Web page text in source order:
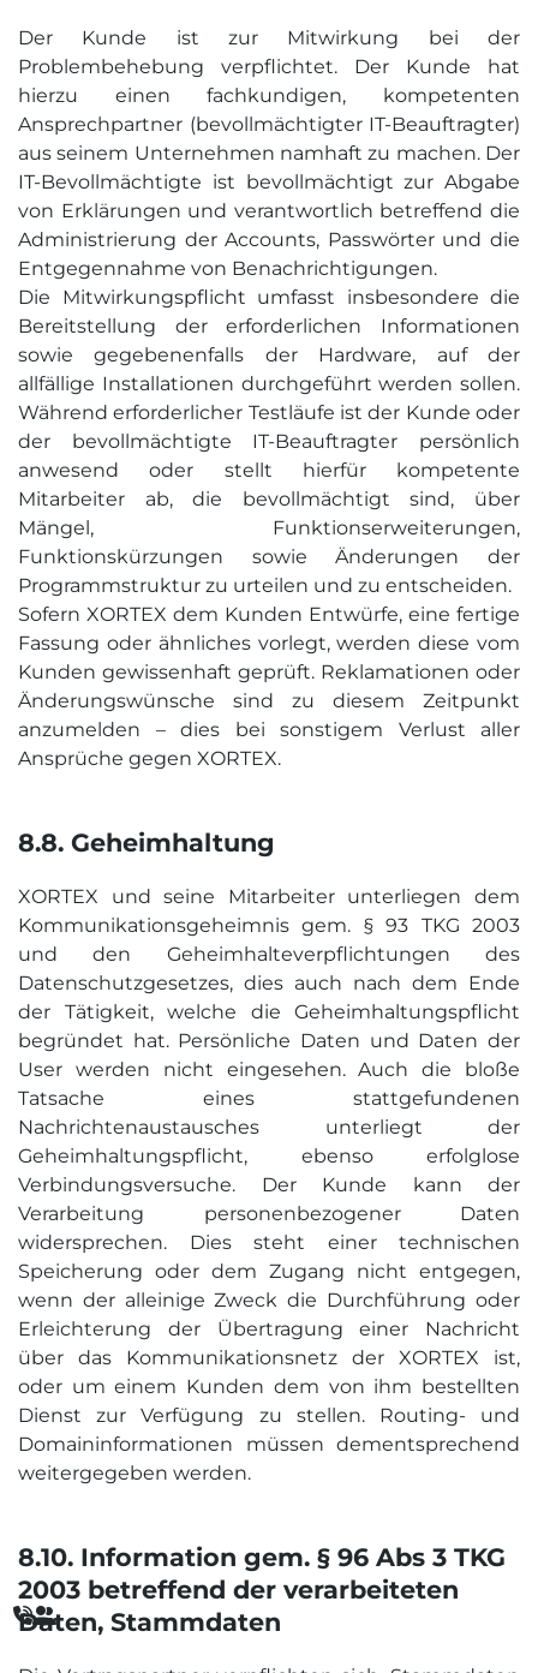

Der Kunde ist zur Mitwirkung bei der
Problembehebung verpflichtet. Der Kunde hat
hierzu einen fachkundigen, kompetenten
Ansprechpartner (bevollmächtigter IT-Beauftragter)
aus seinem Unternehmen namhaft zu machen. Der
IT-Bevollmächtigte ist bevollmächtigt zur Abgabe
von Erklärungen und verantwortlich betreffend die
Administrierung der Accounts, Passwörter und die
Entgegennahme von Benachrichtigungen.
Die Mitwirkungspflicht umfasst insbesondere die
Bereitstellung der erforderlichen Informationen
sowie gegebenenfalls der Hardware, auf der
allfällige Installationen durchgeführt werden sollen.
Während erforderlicher Testläufe ist der Kunde oder
der bevollmächtigte IT-Beauftragter persönlich
anwesend oder stellt hierfür kompetente
Mitarbeiter ab, die bevollmächtigt sind, über
Mängel, Funktionserweiterungen,
Funktionskürzungen sowie Änderungen der
Programmstruktur zu urteilen und zu entscheiden.
Sofern XORTEX dem Kunden Entwürfe, eine fertige
Fassung oder ähnliches vorlegt, werden diese vom
Kunden gewissenhaft geprüft. Reklamationen oder
Änderungswünsche sind zu diesem Zeitpunkt
anzumelden – dies bei sonstigem Verlust aller
Ansprüche gegen XORTEX.
8.8. Geheim­haltung
XORTEX und seine Mitarbeiter unterliegen dem
Kommunikationsgeheimnis gem. § 93 TKG 2003
und den Geheimhalteverpflichtungen des
Datenschutzgesetzes, dies auch nach dem Ende
der Tätigkeit, welche die Geheimhaltungspflicht
begründet hat. Persönliche Daten und Daten der
User werden nicht eingesehen. Auch die bloße
Tatsache eines stattgefundenen
Nachrichtenaustausches unterliegt der
Geheimhaltungspflicht, ebenso erfolglose
Verbindungsversuche. Der Kunde kann der
Verarbeitung personenbezogener Daten
widersprechen. Dies steht einer technischen
Speicherung oder dem Zugang nicht entgegen,
wenn der alleinige Zweck die Durchführung oder
Erleichterung der Übertragung einer Nachricht
über das Kommunikationsnetz der XORTEX ist,
oder um einem Kunden dem von ihm bestellten
Dienst zur Verfügung zu stellen. Routing- und
Domaininformationen müssen dementsprechend
weitergegeben werden.
8.10. Information gem. § 96 Abs 3 TKG
2003 betreffend der verarbeiteten
Daten, Stammdaten